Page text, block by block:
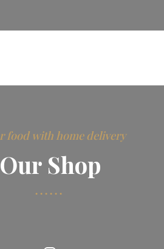
food with home delivery
Our Shop